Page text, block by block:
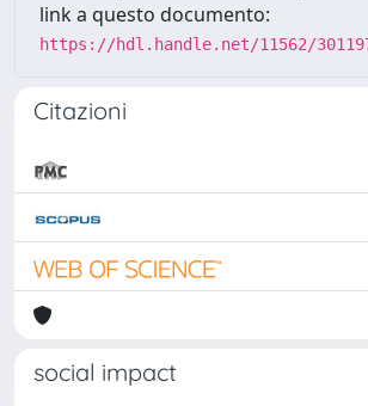
link a questo documento:
https://hdl.handle.net/11562/
Citazioni
social impact